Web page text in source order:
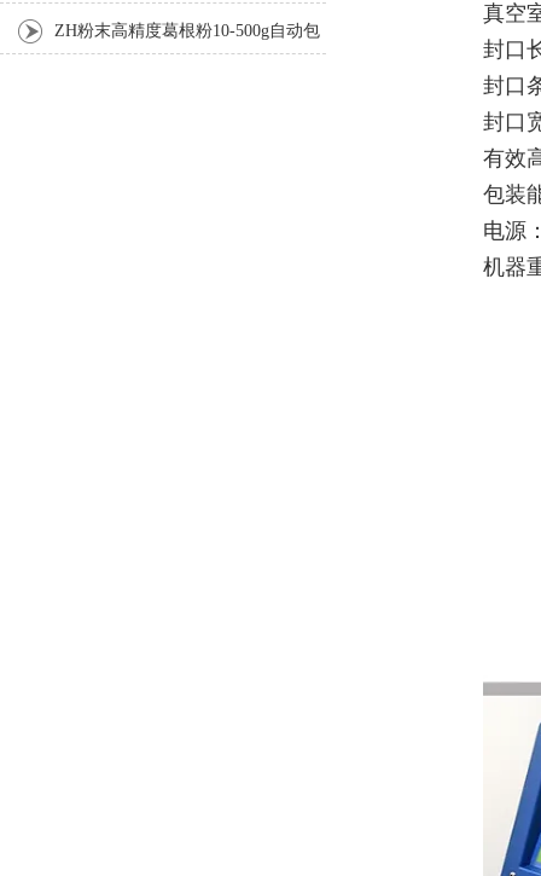
真空
封口
封口
封口
有效
包装
电源
机器
装机 ZH粉末高精度葛根粉10-500g自动包